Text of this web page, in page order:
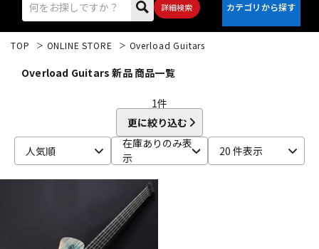
詳細検索
ベース
TOP ONLINE STORE Overload Guitars
Overload Guitars 新品 商品一覧
1件
更に絞り込む
人気順
在庫ありのみ表
示
20 件表示